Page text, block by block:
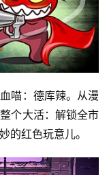
喵：德库辣。从漫
个大活：解锁全市
的红色玩意儿。